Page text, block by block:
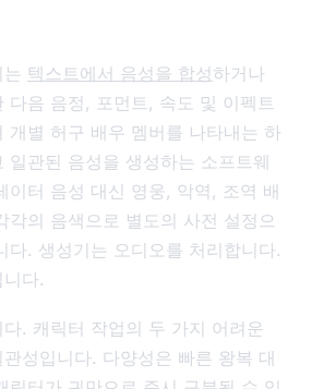
텍스트에서 음성을 합성 하거나
다음 음정, 포먼트, 속도 및 이펙트
개별 허구 배우 멤버를 나타내는 하
일관된 음성을 생성하는 소프트웨
이터 음성 대신 영웅, 악역, 조역 배
각의 음색으로 별도의 사전 설정으
다. 생성기는 오디오를 처리합니다.
다.
. 캐릭터 작업의 두 가지 어려운
성입니다. 다양성은 빠른 왕복 대